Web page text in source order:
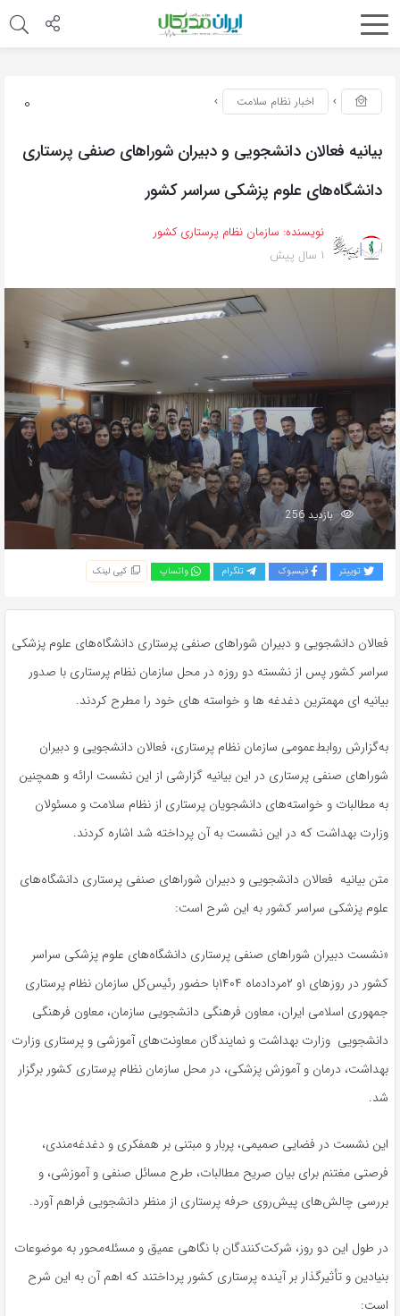
0 اخبار نظام سلامت
بیانیه فعالان دانشجویی و دبیران شوراهای صنفی پرستاری
دانشگاه‌های علوم پزشکی سراسر کشور
نویسنده: سازمان نظام پرستاری کشور
1 سال پیش
بازدید 256
توییتر فیسبوک تلگرام واتساپ کپی لینک
فعالان دانشجویی و دبیران شوراهای صنفی پرستاری دانشگاه‌های علوم پزشکی
سراسر کشور پس از نشسته دو روزه در محل سازمان نظام پرستاری با صدور
بیانیه ای مهمترین دغدغه ها و خواسته های خود را مطرح کردند.
به‌گزارش روابط‌عمومی سازمان نظام پرستاری، فعالان دانشجویی و دبیران
شوراهای صنفی پرستاری در این بیانیه گزارشی از این نشست ارائه و همچنین
به مطالبات و خواسته‌های دانشجویان پرستاری از نظام سلامت و مسئولان
وزارت بهداشت که در این نشست به آن پرداخته شد اشاره کردند.
متن بیانیه فعالان دانشجویی و دبیران شوراهای صنفی پرستاری دانشگاه‌های
علوم پزشکی سراسر کشور به این شرح است:
«نشست دبیران شوراهای صنفی پرستاری دانشگاه‌های علوم پزشکی سراسر
کشور در روزهای ۱و ۲مردادماه ۱۴۰۴با حضور رئیس‌کل سازمان نظام پرستاری
جمهوری اسلامی ایران، معاون فرهنگی دانشجویی سازمان، معاون فرهنگی
دانشجویی وزارت بهداشت و نمایندگان معاونت‌های آموزشی و پرستاری وزارت
بهداشت، درمان و آموزش پزشکی، در محل سازمان نظام پرستاری کشور برگزار
شد.
این نشست در فضایی صمیمی، پربار و مبتنی بر همفکری و دغدغه‌مندی،
فرصتی مغتنم برای بیان صریح مطالبات، طرح مسائل صنفی و آموزشی، و
بررسی چالش‌های پیش‌روی حرفه پرستاری از منظر دانشجویی فراهم آورد.
در طول این دو روز، شرکت‌کنندگان با نگاهی عمیق و مسئله‌محور به موضوعات
بنیادین و تأثیرگذار بر آینده پرستاری کشور پرداختند که اهم آن به این شرح
است: